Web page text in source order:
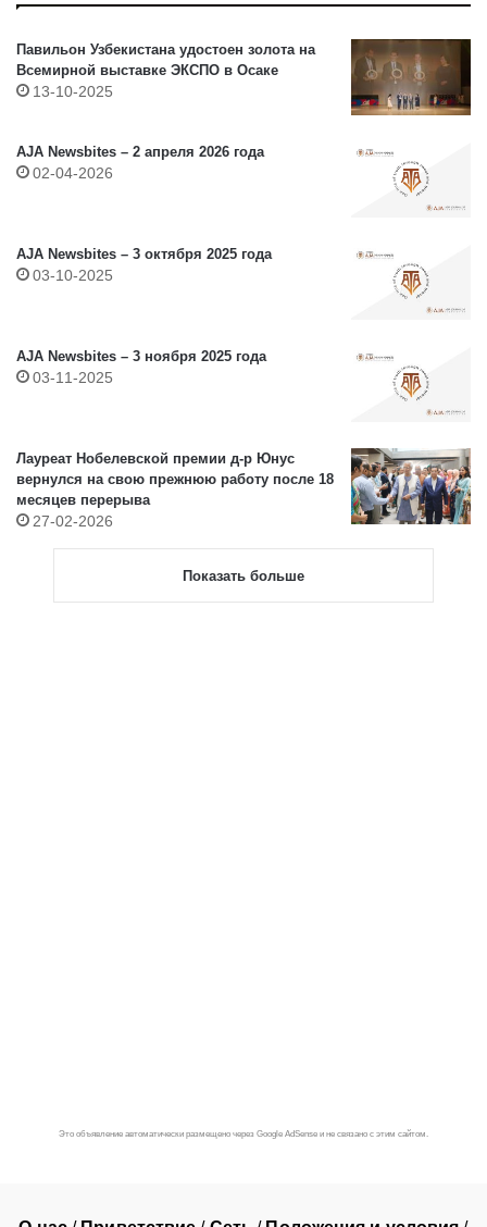
Павильон Узбекистана удостоен золота на
Всемирной выставке ЭКСПО в Осаке
13-10-2025
AJA Newsbites – 2 апреля 2026 года
02-04-2026
AJA Newsbites – 3 октября 2025 года
03-10-2025
AJA Newsbites – 3 ноября 2025 года
03-11-2025
Лауреат Нобелевской премии д-р Юнус
вернулся на свою прежнюю работу после 18
месяцев перерыва
27-02-2026
Показать больше
Это объявление автоматически размещено через Google AdSense и не связано с этим сайтом.